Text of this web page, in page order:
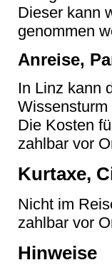
Dieser kann
genommen
Anreise,
In Linz kann
Die Kosten
zahlbar vor
Kurtaxe,
Nicht im
zahlbar vor
Hinweise